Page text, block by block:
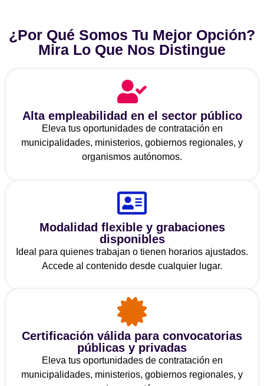
¿Por Qué Somos Tu Mejor Opción?
Mira Lo Que Nos Distingue
Alta empleabilidad en el sector público
Eleva tus oportunidades de contratación en
municipalidades, ministerios, gobiernos regionales, y
organismos autónomos.
Modalidad flexible y grabaciones
disponibles
Ideal para quienes trabajan o tienen horarios ajustados.
Accede al contenido desde cualquier lugar.
Certificación válida para convocatorias
públicas y privadas
Eleva tus oportunidades de contratación en
municipalidades, ministerios, gobiernos regionales, y